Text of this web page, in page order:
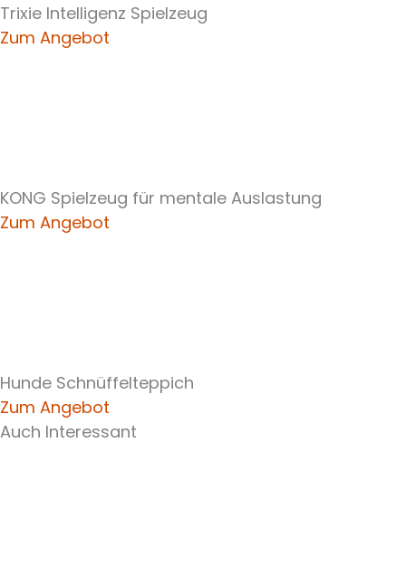
Trixie Intelligenz Spielzeug
Zum Angebot
KONG Spielzeug für mentale Auslastung
Zum Angebot
Hunde Schnüffelteppich
Zum Angebot
Auch Interessant